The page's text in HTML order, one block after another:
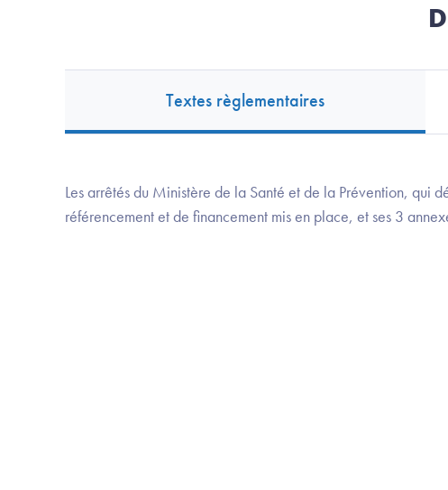
Textes règlementaires
Les arrêtés du Ministère de la Santé et de la Prévention, qui
référencement et de financement mis en place, et ses 3